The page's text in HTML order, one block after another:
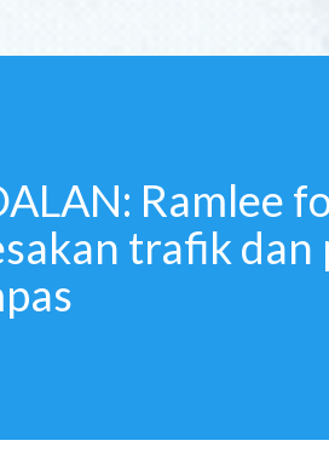
Ramlee
trafik